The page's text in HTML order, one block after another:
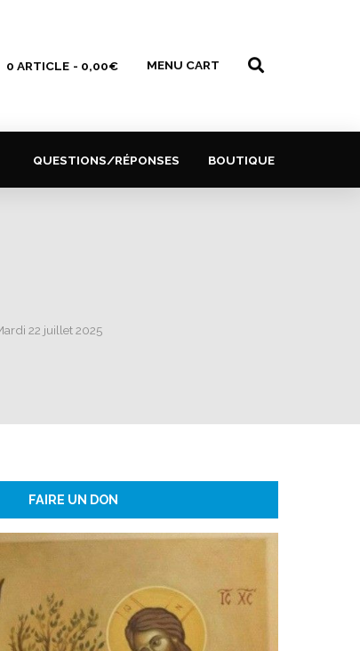
0 ARTICLE 0,00€ MENU CART
QUESTIONS/RÉPONSES BOUTIQUE
22 juillet 2025
FAIRE UN DON